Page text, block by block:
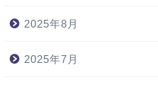
2025年8月
2025年7月